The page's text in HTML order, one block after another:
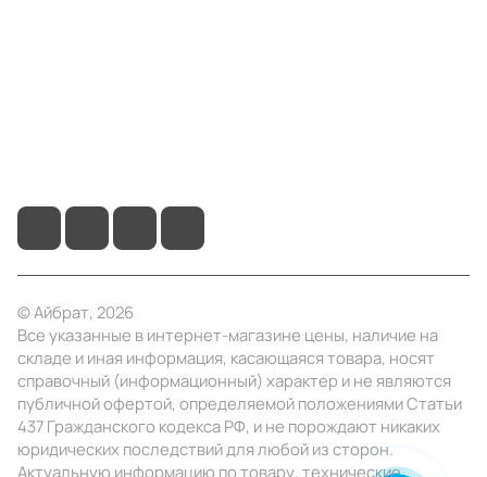
© Айбрат, 2026
Все указанные в интернет-магазине цены, наличие на
складе и иная информация, касающаяся товара, носят
справочный (информационный) характер и не являются
публичной офертой, определяемой положениями Статьи
437 Гражданского кодекса РФ, и не порождают никаких
юридических последствий для любой из сторон.
Актуальную информацию по товару, технические